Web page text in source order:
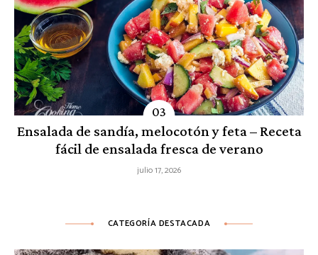
Ensalada de sandía, melocotón y feta – Receta
fácil de ensalada fresca de verano
julio 17, 2026
CATEGORÍA DESTACADA